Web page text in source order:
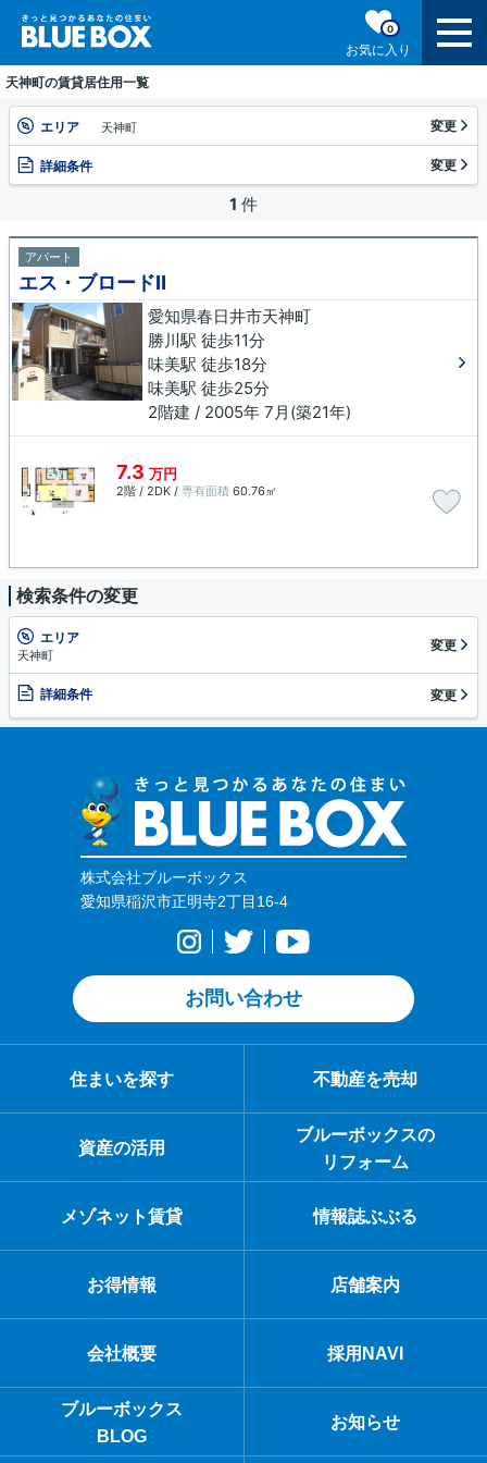
お気に入り
0
天神町の賃貸居住用一覧
エリア 天神町 変更
詳細条件 変更
1 件
アパート
エス・ブロードⅡ
愛知県春日井市天神町
勝川駅 徒歩11分
味美駅 徒歩18分
味美駅 徒歩25分
2階建 / 2005年 7月(築21年)
7.3 万円
2階 / 2DK / 専有面積 60.76㎡
検索条件の変更
エリア
天神町
変更
詳細条件 変更
株式会社ブルーボックス
愛知県稲沢市正明寺2丁目16-4
お問い合わせ
住まいを探す 不動産を売却
資産の活用
ブルーボックスの
リフォーム
メゾネット賃貸 情報誌ぶぶる
お得情報 店舗案内
会社概要 採用NAVI
ブルーボックス
BLOG
お知らせ